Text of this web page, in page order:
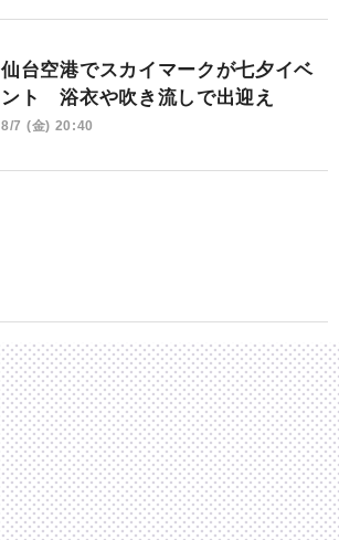
仙台空港でスカイマークが七夕イベ
ント 浴衣や吹き流しで出迎え
8/7 (金) 20:40